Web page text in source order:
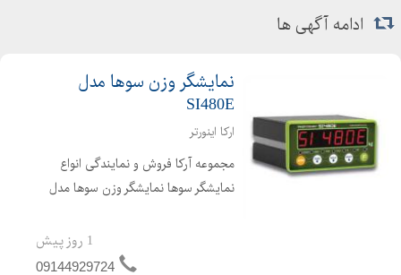
ادامه آگهی ها
نمایشگر وزن سوها مدل
SI480E
ارکا اینورتر
مجموعه آرکا فروش و نمایندگی انواع
نمایشگر سوها نمایشگر وزن سوها مدل
فاقد رله خروجی جهت پروسه های کنترلی
می باشد. این نمایشگر دارای پورت سریال
1 روز پیش
09144929724